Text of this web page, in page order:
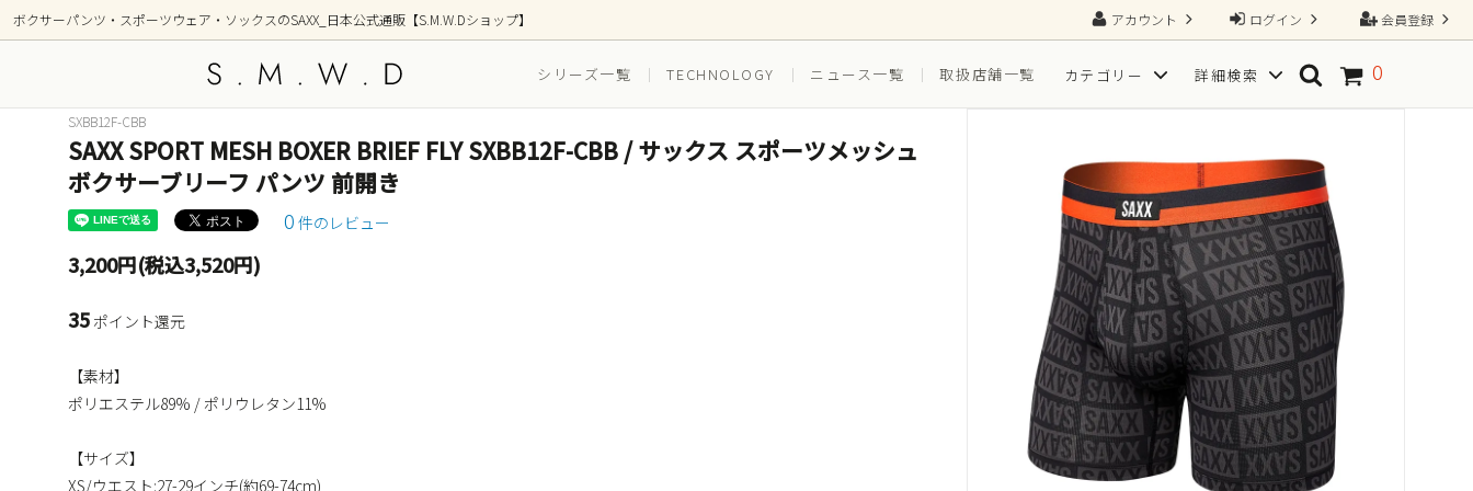
会員登録
ログイン
アカウント
ボクサーパンツ・スポーツウェア・ソックスのSAXX_日本公式通販【S.M.W.Dショップ】
シリーズ一覧 TECHNOLOGY ニュース一覧 取扱店舗一覧 カテゴリー
アンダーウェア ボトムス ソックス
詳細検索
新着商品 EVERYDAY(普段穿き) SPORT(スポーツ向き)
OUTDOOR(アウトドア) TGRAINING（トレーニング）
部屋着(ラウンジ / 寝間着） Tシャツ
サイズから探す
一枚で、すべてが整う2N1ショーツ
ポーチ形状別
0
SXBB12F-CBB
SAXX SPORT MESH BOXER BRIEF FLY SXBB12F-CBB / サックス スポーツメッシュ
ボクサーブリーフ パンツ 前開き
0 件のレビュー
3,200円(税込3,520円)
35 ポイント還元
【素材】
ポリエステル89% / ポリウレタン11%
【サイズ】
XS/ウエスト:27-29インチ(約69-74cm)